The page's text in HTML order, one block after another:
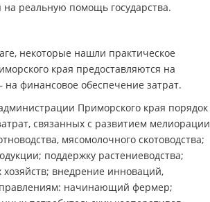
реальную помощь государства.
некоторые нашли практическое
края предоставляются на
финансовое обеспечение затрат.
Приморского края порядок
связанных с развитием мелиорации
мясомолочного скотоводства;
поддержку растениеводства;
внедрение инноваций,
начинающий фермер;